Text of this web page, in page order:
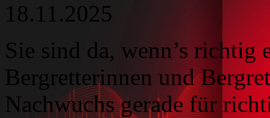
18.11.2025
Sie sind da, wenn’s richtig
Bergretterinnen und
Nachwuchs gerade für